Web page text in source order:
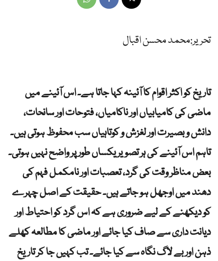
تحریر:محمد محسن اقبال
تاریخ کو اکثر اقوام کا آئینہ کہا جاتا ہے۔ اس آئینے میں
ماضی کی کامیابیاں اور ناکامیاں، فتوحات اور سانحات،
دانش و بصیرت اور لغزش و کوتاہیاں سب محفوظ ہوتی ہیں۔
تاہم اس آئینے کی ہر تصویر یکساں طور پر واضح نہیں ہوتی۔
بعض مناظر وقت کی گرد، تعصبات اور نامکمل فہم کی
دھند میں اوجھل ہو جاتے ہیں۔ حقیقت کے اصل چہرے
کو دیکھنے کے لیے ضروری ہے کہ اس گرد کو احتیاط اور
دیانت داری سے صاف کیا جائے اور ماضی کا مطالعہ کھلے
ذہن اور بے لاگ نگاہ سے کیا جائے۔ تب کہیں جا کر تاریخ